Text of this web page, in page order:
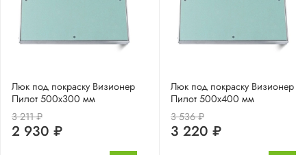
Люк под покраску Визионер
Пилот 500х300 мм
3 211 ₽
2 930 ₽
Люк под покраску Визионер
Пилот 500х400 мм
3 536 ₽
3 220 ₽